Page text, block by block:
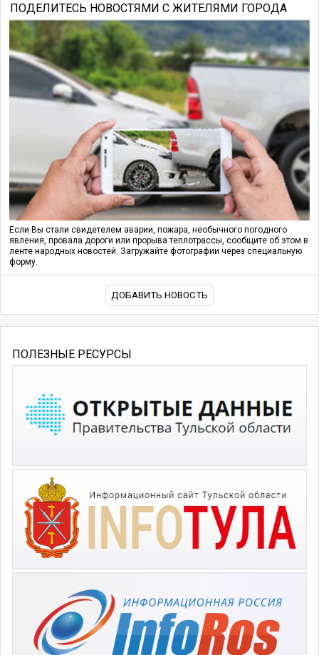
ПОДЕЛИТЕСЬ НОВОСТЯМИ С ЖИТЕЛЯМИ ГОРОДА
Если Вы стали свидетелем аварии, пожара, необычного погодного
явления, провала дороги или прорыва теплотрассы, сообщите об этом в
ленте народных новостей. Загружайте фотографии через специальную
форму.
ДОБАВИТЬ НОВОСТЬ
ПОЛЕЗНЫЕ РЕСУРСЫ